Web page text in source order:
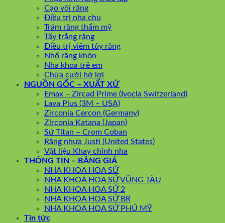
Cạo vôi răng
Điều trị nha chu
Trám răng thẩm mỹ
Tẩy trắng răng
Điều trị viêm tủy răng
Nhổ răng khôn
Nha khoa trẻ em
Chữa cười hở lợi
NGUỒN GỐC – XUẤT XỨ
Emax – Zircad Prime (Ivocla Switzerland)
Lava Plus (3M – USA)
Zirconia Cercon (Germany)
Zirconia Katana (Japan)
Sứ Titan – Crom Coban
Răng nhựa Justi (United States)
Vật liệu Khay chỉnh nha
THÔNG TIN – BẢNG GIÁ
NHA KHOA HOA SỨ
NHA KHOA HOA SỨ VŨNG TÀU
NHA KHOA HOA SỨ 2
NHA KHOA HOA SỨ BR
NHA KHOA HOA SỨ PHÚ MỸ
Tin tức